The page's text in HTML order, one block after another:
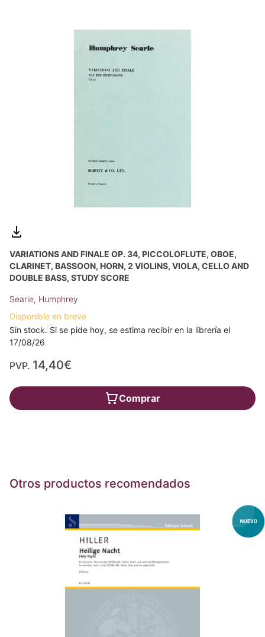
VARIATIONS AND FINALE OP. 34, PICCOLOFLUTE, OBOE,
CLARINET, BASSOON, HORN, 2 VIOLINS, VIOLA, CELLO AND
DOUBLE BASS, STUDY SCORE
Searle, Humphrey
Disponible en breve
Sin stock. Si se pide hoy, se estima recibir en la librería el
17/08/26
PVP. 14,40€
Comprar
Otros productos recomendados